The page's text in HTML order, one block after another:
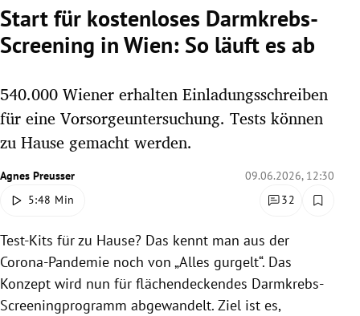
Untermenü
Untermenü
Untermenü
Untermenü
Untermenü
Untermenü
Untermenü
Start für kostenloses Darmkrebs-
Screening in Wien: So läuft es ab
540.000 Wiener erhalten Einladungsschreiben
für eine Vorsorgeuntersuchung. Tests können
zu Hause gemacht werden.
Agnes Preusser
09.06.2026, 12:30
5:48 Min
32
Test-Kits für zu Hause? Das kennt man aus der
Corona-Pandemie noch von „Alles gurgelt“. Das
Konzept wird nun für flächendeckendes Darmkrebs-
Screeningprogramm abgewandelt. Ziel ist es,